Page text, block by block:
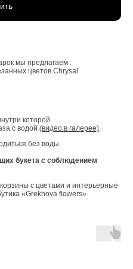
мы предлагаем :
цветов Chrysal
которой
с водой (видео в галерее).
без воды.
букета с соблюдением
с цветами и интерьерные
«Grekhova flowers»